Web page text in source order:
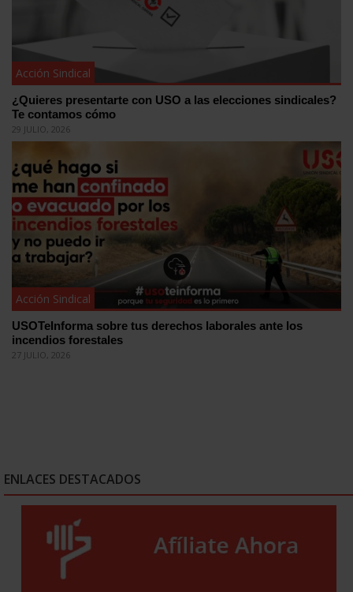
Acción Sindical
¿Quieres presentarte con USO a las elecciones sindicales?
Te contamos cómo
29 JULIO, 2026
Acción Sindical
USOTeInforma sobre tus derechos laborales ante los
incendios forestales
27 JULIO, 2026
ENLACES DESTACADOS